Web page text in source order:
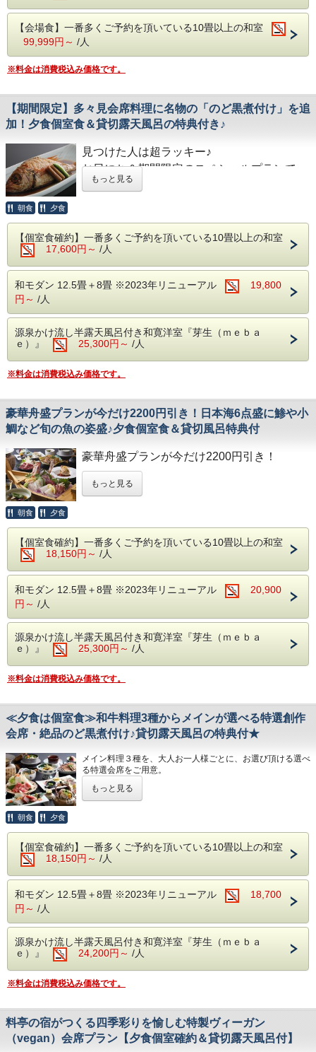
いたします。
※会場食プランの為、個室食対応は出来ませ
ん。
※夕食の最終開始時間は19時です。
■貸切露天風呂 1回45分利用無料
同時に6名程が入ることが出来る贅沢な貸切
露天風呂です。
料でご利用いただけます。
※満枠の場合がありますのでご了承くださ
い。
当宿調理スタッフ手作りの「だし巻き朝食弁当」を、朝８時
頃にお部屋へお持ちいたします。
お箸を入れた瞬間じゅわーっとお出汁が溢れ出る、至極のだ
【貸切風呂1回利用特典付！】
ご利用いただけます。
満枠の場合がありますのでご了承ください。
また、事前御予約は承っておりません。
向 付 日本海の恵み 四種盛り サラダ仕立
焚合せ 海鮮冷やし玉〆
焼 物 サーモンポテト焼き 新緑ソース
強 肴 鱧と野菜揚げ出汁
台 物 和牛しゃぶ鍋 塩糀温泉出汁仕立
御食事 温泉で焚きあげる石川産こしひか
り 釜飯御飯(白米)
留 椀 鶏つみれ清汁
香 物 盛り合わせ
水菓子 さくらんぼプリン
※仕入の状況や季節により、急遽お献立が変
わる場合がございます。
多々見の朝食は、“炊きたての石川産こしひ
かりをおいしく食べていただくための朝ごは
ん定食”です。
石川県・白山市にある、農家「六星」さんが
心をこめて育てている特別減農薬栽培米「六
星こしひかり」を毎朝炊きたてでご用意して
います。
■食事会場
個室食確約のお部屋タイプをお選びいただい
た場合のみ、夕食は個室食（部屋食不可）と
なります。
朝食は会場食にてご用意いたします。
■貸切露天風呂 1回45分利用無料:事前予約は
露天風呂です。
宿にご到着後、空いている時間帯より１回無
料でご利用いただけます。
※満枠の場合がありますのでご了承くださ
【会場食】一番多くご予約を頂いている10畳以上の和室
99,999円～ /人
※料金は消費税込み価格です。
【期間限定】多々見会席料理に名物の「のど黒煮付け」を追
加！夕食個室食＆貸切露天風呂の特典付き♪
見つけた人は超ラッキー♪
お日にち＆期間限定のスペシャルプランで
す！
料亭生まれの創作加賀料理一筋の多々見。
ご夕食は、名物の「和牛しゃぶ源泉塩麹鍋」
をはじめとした月替わりのお品書きとなりま
料理長が月ごとに旬の食材を厳選した会席料
理をご堪能ください。
■料亭の宿多々見の名物「のど黒煮付け」 ※
脂ののった「のど黒」をじっくりと煮込んだ
絶品料理です。
けるような食感を楽しませてくれます。
程よい塩味とほんのりとした甘さが絶妙に調
和し、どこか懐かしさを感じさせる深い味わ
脂が乗ったのど黒が引き立つ、贅沢で心温ま
る一品です。
■ご夕食
（春のお献立 一例）
前 菜 季節の酒肴美味六種盛り
向 付 日本海の恵み サラダ仕立
焼 物 豚角煮シチュー焼き
強 肴 里芋おかき揚げ
台 物 和牛しゃぶ鍋 塩糀温泉出汁仕立
留 椀 鶏つみれ清汁
香 物 盛り合わせ
水菓子 苺ぷりん
います。
※のど黒は塩焼きでのご提供も可能です。変
更をご希望の場合は、当日チェックイン時に
お申し付けください。
す。
※部屋食ではございません。
■貸切露天風呂 1回45分利用無料:事前予約は
出来ません
もっと見る
朝食 夕食
【個室食確約】一番多くご予約を頂いている10畳以上の和室
17,600円～ /人
和モダン 12.5畳＋8畳 ※2023年リニューアル
19,800
円～ /人
源泉かけ流し半露天風呂付き和寛洋室『芽生（ｍｅｂａ
ｅ）』
25,300円～ /人
※料金は消費税込み価格です。
豪華舟盛プランが今だけ2200円引き！日本海6点盛に鯵や小
鯛など旬の魚の姿盛♪夕食個室食＆貸切風呂特典付
豪華舟盛プランが今だけ2200円引き！
ご好評頂いている日本海の新鮮な食材を会席
ョアップいたしました！
なかなか召し上がる機会が少ない舟盛を是非
ご賞味ください♪
（夏のお献立 一例）
食前酒 梅の香り
向 付 日本海の恵み 七種舟盛り
焼 物 サーモンポテト焼き 新緑ソース
強 肴 鱧と野菜揚げ出汁
御食事 温泉で焚きあげる石川産こしひか
り 釜飯御飯(白米)
留 椀 鶏つみれ清汁
水菓子 さくらんぼプリン
※仕入の状況や季節により、急遽お献立が変わる場合がござ
います。
■ご朝食 ～多々見の朝ごはん～
かりをおいしく食べていただくための朝ごは
ん定食”です。
■お食事会場
す。
※夕食の最終開始時間は19時です。
もっと見る
朝食 夕食
【個室食確約】一番多くご予約を頂いている10畳以上の和室
18,150円～ /人
和モダン 12.5畳＋8畳 ※2023年リニューアル
20,900
円～ /人
源泉かけ流し半露天風呂付き和寛洋室『芽生（ｍｅｂａ
ｅ）』
25,300円～ /人
※料金は消費税込み価格です。
≪夕食は個室食≫和牛料理3種からメインが選べる特選創作
会席・絶品のど黒煮付け♪貸切露天風呂の特典付★
メイン料理３種を、大人お一人様ごとに、お選び頂ける選べ
る特選会席をご用意。
・和牛しゃぶ（温泉塩糀出汁仕立）
◆選ばれたお品については、宿へのご要望欄
に希望をご記入ください。
万が一、ご連絡のない場合は、全員・和牛し
ゃぶ鍋となります。
（夏のお献立 一例）
食前酒 梅の香り
向 付 日本海の恵み 五種盛り
焼 物 サーモンポテト焼き 新緑ソース
強 肴 鱧と野菜揚げ出汁
もっと見る
朝食 夕食
【個室食確約】一番多くご予約を頂いている10畳以上の和室
18,150円～ /人
和モダン 12.5畳＋8畳 ※2023年リニューアル
18,700
円～ /人
源泉かけ流し半露天風呂付き和寛洋室『芽生（ｍｅｂａ
ｅ）』
24,200円～ /人
※料金は消費税込み価格です。
料亭の宿がつくる四季彩りを愉しむ特製ヴィーガン
（vegan）会席プラン【夕食個室確約＆貸切露天風呂付】